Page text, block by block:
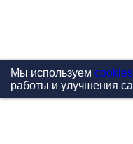
Мы используем cookies
работы и улучшения